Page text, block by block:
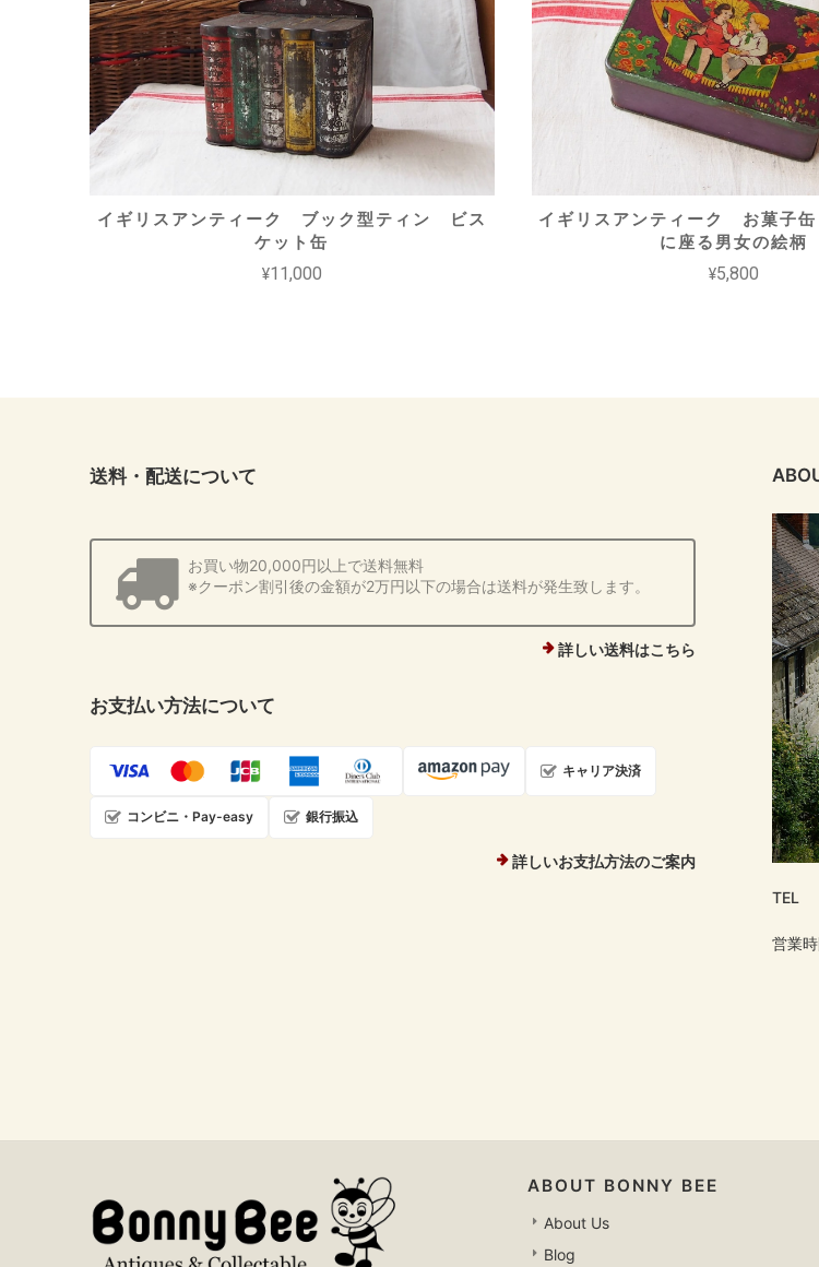
イギリスアンティーク ブック型ティン ビス
ケット缶
¥11,000
イギリスアンティーク お菓子
に座る男女の絵柄
¥5,800
送料・配送について
お買い物20,000円以上で送料無料
※クーポン割引後の金額が2万円以下の場合は送料が発生致します。
詳しい送料はこちら
お支払い方法について
キャリア決済
コンビニ・Pay-easy 銀行振込
詳しいお支払方法のご案内
TEL
営業
ABOUT BONNY BEE
About Us
Blog